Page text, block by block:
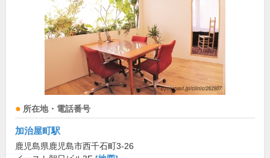
所在地・電話番号
加治屋町駅
鹿児島県鹿児島市西千石町3-26